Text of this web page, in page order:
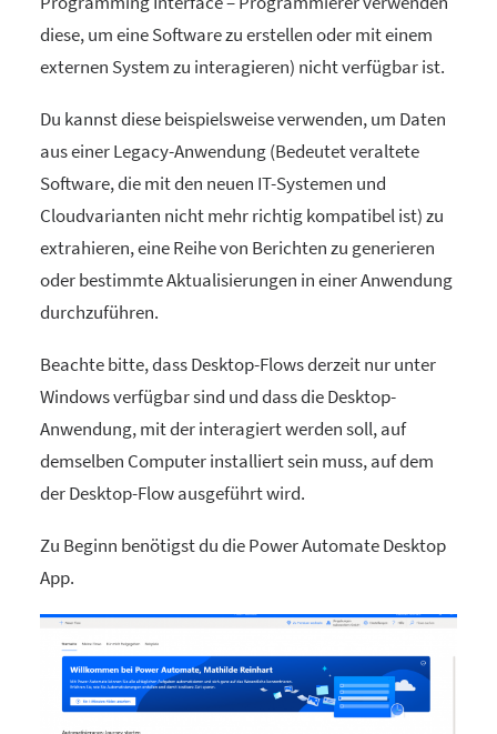
diese, um eine Software zu erstellen oder mit einem
externen System zu interagieren) nicht verfügbar ist.
Du kannst diese beispielsweise verwenden, um Daten
aus einer Legacy-Anwendung (Bedeutet veraltete
Software, die mit den neuen IT-Systemen und
Cloudvarianten nicht mehr richtig kompatibel ist) zu
extrahieren, eine Reihe von Berichten zu generieren
oder bestimmte Aktualisierungen in einer Anwendung
durchzuführen.
Beachte bitte, dass Desktop-Flows derzeit nur unter
Windows verfügbar sind und dass die Desktop-
Anwendung, mit der interagiert werden soll, auf
demselben Computer installiert sein muss, auf dem
der Desktop-Flow ausgeführt wird.
Zu Beginn benötigst du die Power Automate Desktop
App.